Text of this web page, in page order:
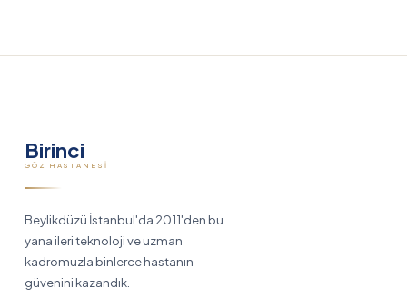
Birinci
GÖZ HASTANESI
Beylikdüzü İstanbul'da 2011'den bu
yana ileri teknoloji ve uzman
kadromuzla binlerce hastanın
güvenini kazandık.